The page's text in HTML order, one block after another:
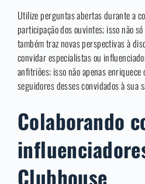
Utilize perguntas abertas durante a
participação dos ouvintes; isso não
também traz novas perspectivas à
convidar especialistas ou
anfitriões; isso não apenas
seguidores desses convidados à sua
Colaborando
Clubhouse